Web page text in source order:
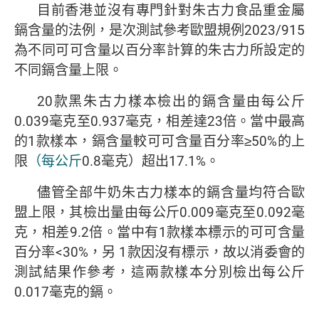
目前香港並沒有專門針對朱古力食品重金屬
鎘含量的法例，是次測試參考歐盟規例2023/915
為不同可可含量以百分率計算的朱古力所設定的
不同鎘含量上限。
20款黑朱古力樣本檢出的鎘含量由每公斤
0.039毫克至0.937毫克，相差達23倍。當中最高
的1款樣本，鎘含量較可可含量百分率≥50%的上
限 （每公斤0.8毫克）超出17.1%。
儘管全部牛奶朱古力樣本的鎘含量均符合歐
盟上限，其檢出量由每公斤0.009毫克至0.092毫
克，相差9.2倍。當中有1款樣本標示的可可含量
百分率<30%，另 1款因沒有標示，故以消委會的
測試結果作參考，這兩款樣本分別檢出每公斤
0.017毫克的鎘。